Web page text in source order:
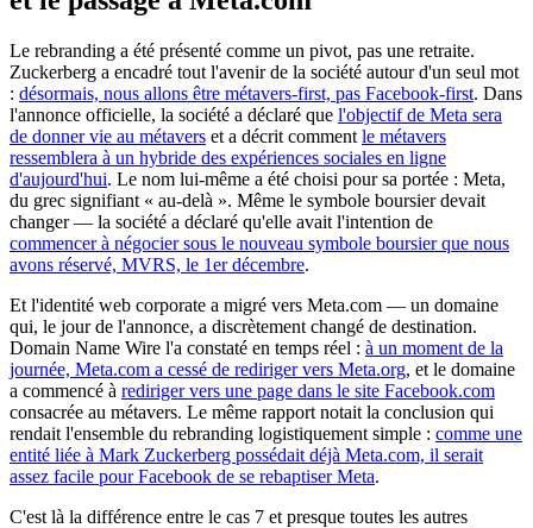
Le rebranding a été présenté comme un pivot, pas une retraite.
Zuckerberg a encadré tout l'avenir de la société autour d'un seul mot
: désormais, nous allons être métavers-first, pas Facebook-first. Dans
l'annonce officielle, la société a déclaré que l'objectif de Meta sera
de donner vie au métavers et a décrit comment le métavers
ressemblera à un hybride des expériences sociales en ligne
d'aujourd'hui. Le nom lui-même a été choisi pour sa portée : Meta,
du grec signifiant « au-delà ». Même le symbole boursier devait
changer — la société a déclaré qu'elle avait l'intention de
commencer à négocier sous le nouveau symbole boursier que nous
avons réservé, MVRS, le 1er décembre.
Et l'identité web corporate a migré vers Meta.com — un domaine
qui, le jour de l'annonce, a discrètement changé de destination.
Domain Name Wire l'a constaté en temps réel : à un moment de la
journée, Meta.com a cessé de rediriger vers Meta.org, et le domaine
a commencé à rediriger vers une page dans le site Facebook.com
consacrée au métavers. Le même rapport notait la conclusion qui
rendait l'ensemble du rebranding logistiquement simple : comme une
entité liée à Mark Zuckerberg possédait déjà Meta.com, il serait
assez facile pour Facebook de se rebaptiser Meta.
C'est là la différence entre le cas 7 et presque toutes les autres